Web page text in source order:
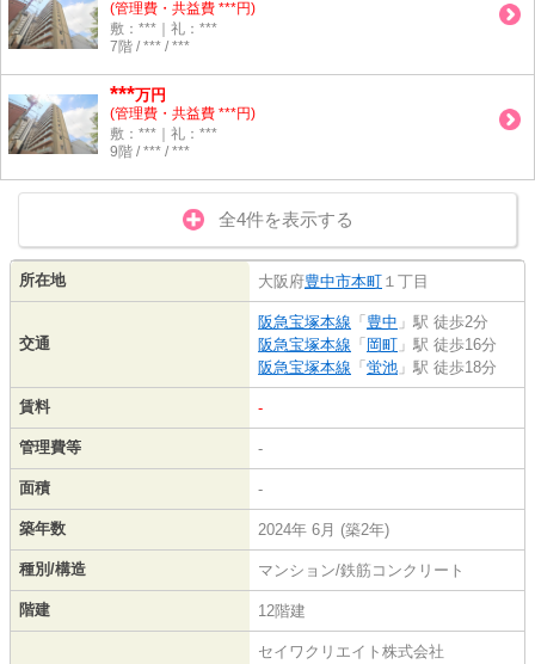
(管理費・共益費 ***円)
敷：***｜礼：***
7階 / *** / ***
***万円
(管理費・共益費 ***円)
敷：***｜礼：***
9階 / *** / ***
全4件を表示する
所在地 大阪府豊中市本町 １丁目
交通
阪急宝塚本線 「 豊中 」駅 徒歩2分
阪急宝塚本線 「 岡町 」駅 徒歩16分
阪急宝塚本線 「 蛍池 」駅 徒歩18分
賃料 -
管理費等 -
面積 -
築年数 2024年 6月 (築2年)
種別/構造 マンション/鉄筋コンクリート
階建 12階建
セイワクリエイト株式会社